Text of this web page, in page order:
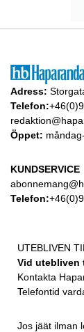
Adress:
Telefon:
Öppet:
KUNDSERVICE
Telefon:
UTEBLIVEN
Vid utebliven
Kontakta
Telefontid
Jos jäät ilman